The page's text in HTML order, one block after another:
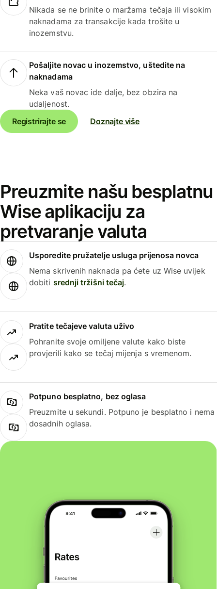
Nikada se ne brinite o maržama tečaja ili visokim
naknadama za transakcije kada trošite u
inozemstvu.
Pošaljite novac u inozemstvo, uštedite na
naknadama
Neka vaš novac ide dalje, bez obzira na
udaljenost.
Registrirajte se
Doznajte više
Preuzmite našu besplatnu
Wise aplikaciju za
pretvaranje valuta
Usporedite pružatelje usluga prijenosa novca
Nema skrivenih naknada pa ćete uz Wise uvijek
dobiti srednji tržišni tečaj.
Pratite tečajeve valuta uživo
Pohranite svoje omiljene valute kako biste
provjerili kako se tečaj mijenja s vremenom.
Potpuno besplatno, bez oglasa
Preuzmite u sekundi. Potpuno je besplatno i nema
dosadnih oglasa.